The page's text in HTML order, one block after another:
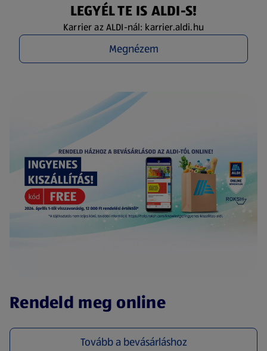
LEGYÉL TE IS ALDI-S!
Karrier az ALDI-nál: karrier.aldi.hu
Megnézem
Rendeld meg online
Tovább a bevásárláshoz